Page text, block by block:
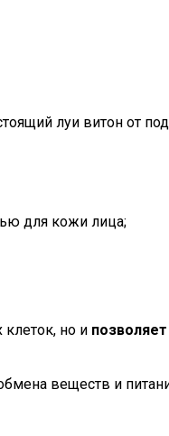
луи витон от
для кожи лица;
но и
веществ и